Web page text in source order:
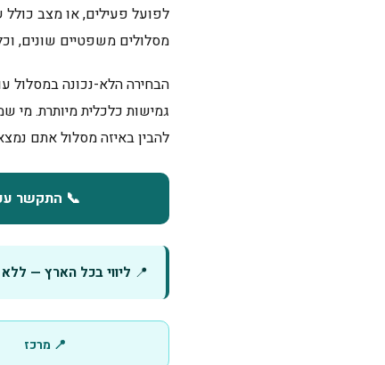
מסלולים משפטיים שונים,
הבחירה הלא-נכונה במסלול
גמישות כלכלית מיותרת.
להבין באיזה מסלול אתם
📞 התקשר עכשיו:
📍 ליווי בכל הארץ —
📍 מרכז